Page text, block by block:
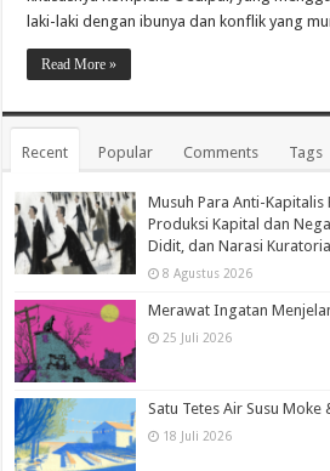
laki-laki dengan ibunya dan konflik yang
Read More »
Recent Popular Comments Tags
Musuh Para Anti-
Produksi Kapital dan
Didit, dan Narasi Kuratorial
8 Agustus 2026
Merawat Ingatan
25 Juli 2026
Satu Tetes Air Susu Moke
18 Juli 2026